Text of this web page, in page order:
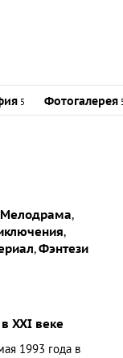
5 Фотогалерея
Мелодрама,
,
,Фэнтези
XXI веке
1993 года в